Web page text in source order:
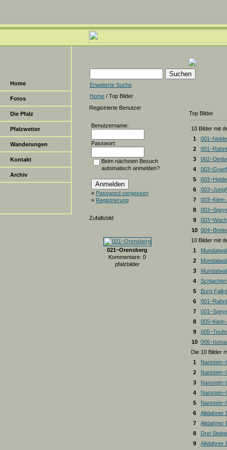
Home
Fotos
Die Pfalz
Pfalzwetter
Wanderungen
Kontakt
Archiv
Erweiterte Suche
Home / Top Bilder
Registrierte Benutzer
Benutzername:
Passwort:
Beim nächsten Besuch
automatisch anmelden?
» Password vergessen
» Registrierung
Zufallsbild
021~Orensberg
Kommentare: 0
pfalzbilder
Top Bilder
10 Bilder mit
1
2
3
4
5
6
7
8
9
10
10 Bilder mit
1
2
3
4
5
Burg
6
7
8
9
10
Die 10 Bilder
1
2
3
4
5
6
Altdahner
7
Altdahner
8
Drei
9
Altdahner